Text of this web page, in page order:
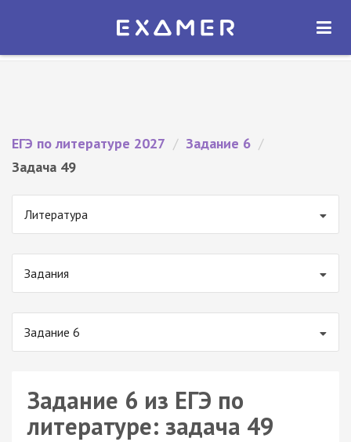
Экзамер — ЕГЭ 2027
ОТКРЫТЬ
ЕГЭ по литературе 2027 / Задание 6 /
Задача 49
Литература
Задания
Задание 6
Задание 6 из ЕГЭ по
литературе: задача 49